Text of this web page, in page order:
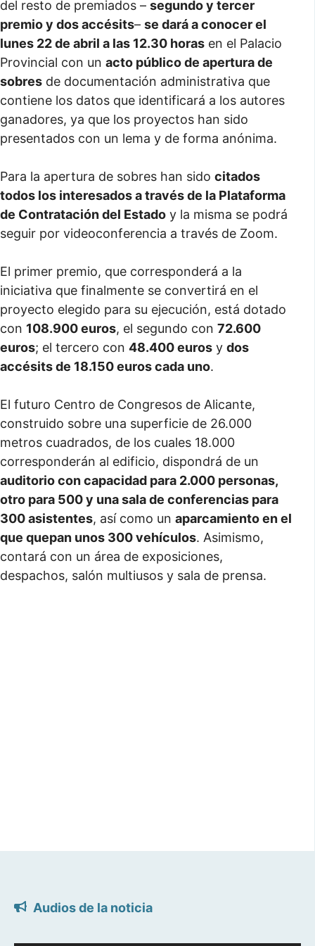
del resto de premiados – segundo y tercer
premio y dos accésits– se dará a conocer el
lunes 22 de abril a las 12.30 horas en el Palacio
Provincial con un acto público de apertura de
sobres de documentación administrativa que
contiene los datos que identificará a los autores
ganadores, ya que los proyectos han sido
presentados con un lema y de forma anónima.
Para la apertura de sobres han sido citados
todos los interesados a través de la Plataforma
de Contratación del Estado y la misma se podrá
seguir por videoconferencia a través de Zoom.
El primer premio, que corresponderá a la
iniciativa que finalmente se convertirá en el
proyecto elegido para su ejecución, está dotado
con 108.900 euros, el segundo con 72.600
euros; el tercero con 48.400 euros y dos
accésits de 18.150 euros cada uno.
El futuro Centro de Congresos de Alicante,
construido sobre una superficie de 26.000
metros cuadrados, de los cuales 18.000
corresponderán al edificio, dispondrá de un
auditorio con capacidad para 2.000 personas,
otro para 500 y una sala de conferencias para
300 asistentes, así como un aparcamiento en el
que quepan unos 300 vehículos. Asimismo,
contará con un área de exposiciones,
despachos, salón multiusos y sala de prensa.
Audios de la noticia